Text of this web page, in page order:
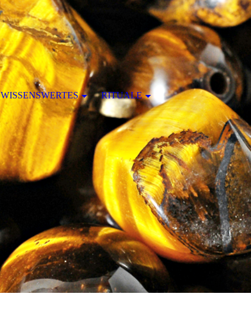
WISSENSWERTES RITUALE